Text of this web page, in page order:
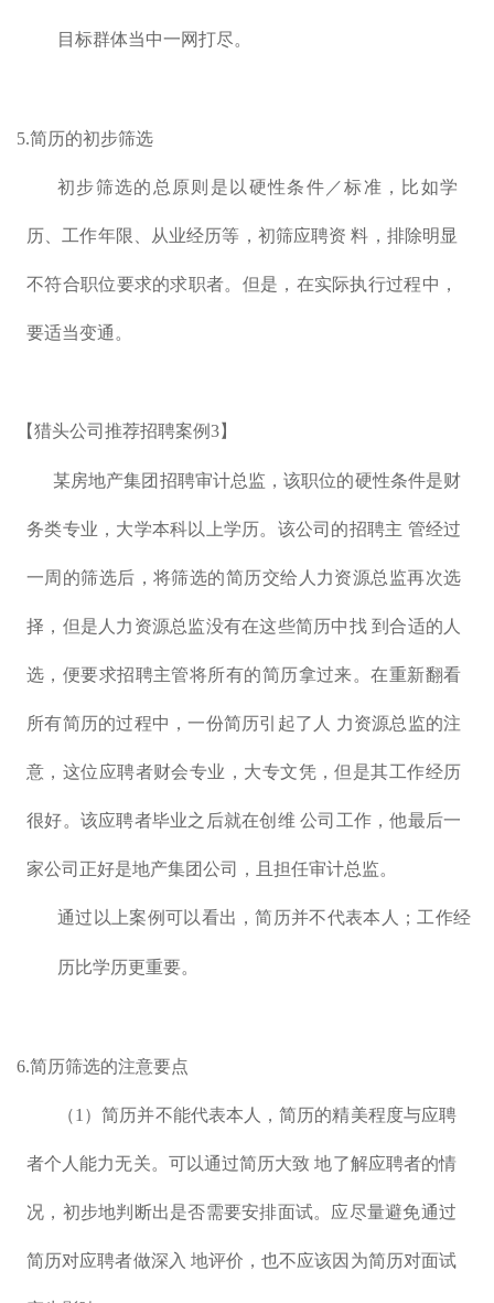
目标群体当中一网打尽。
5.简历的初步筛选
初步筛选的总原则是以硬性条件／标准，比如学
历、工作年限、从业经历等，初筛应聘资 料，排除明显
不符合职位要求的求职者。但是，在实际执行过程中，
要适当变通。
【猎头公司推荐招聘案例3】
某房地产集团招聘审计总监，该职位的硬性条件是财
务类专业，大学本科以上学历。该公司的招聘主 管经过
一周的筛选后，将筛选的简历交给人力资源总监再次选
择，但是人力资源总监没有在这些简历中找 到合适的人
选，便要求招聘主管将所有的简历拿过来。在重新翻看
所有简历的过程中，一份简历引起了人 力资源总监的注
意，这位应聘者财会专业，大专文凭，但是其工作经历
很好。该应聘者毕业之后就在创维 公司工作，他最后一
家公司正好是地产集团公司，且担任审计总监。
通过以上案例可以看出，简历并不代表本人；工作经
历比学历更重要。
6.简历筛选的注意要点
（1）简历并不能代表本人，简历的精美程度与应聘
者个人能力无关。可以通过简历大致 地了解应聘者的情
况，初步地判断出是否需要安排面试。应尽量避免通过
简历对应聘者做深入 地评价，也不应该因为简历对面试